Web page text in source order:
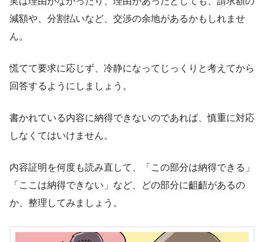
減額や、分割払いなど、交渉の余地があるかもしれませ
ん。
慌てて要求に応じず、冷静になってじっくりと考えてから
回答するようにしましょう。
書かれている内容に納得できないのであれば、慎重に対応
しなくてはいけません。
内容証明を何度も読み直して、「この部分は納得できる」
「ここは納得できない」など、どの部分に齟齬があるの
か、整理してみましょう。